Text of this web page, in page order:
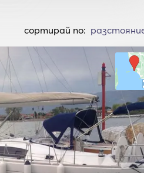
cортирай по: